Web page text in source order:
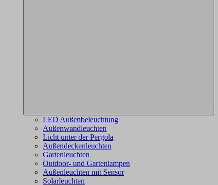
LED Außenbeleuchtung
Außenwandleuchten
Licht unter der Pergola
Außendeckenleuchten
Gartenleuchten
Outdoor- und Gartenlampen
Außenleuchten mit Sensor
Solarleuchten